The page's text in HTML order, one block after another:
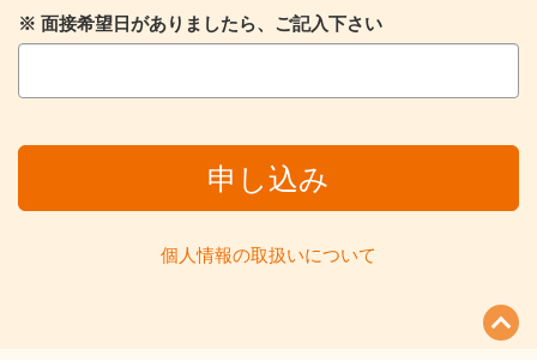
※ 面接希望日がありましたら、ご記入下さい
申し込み
個人情報の取扱いについて